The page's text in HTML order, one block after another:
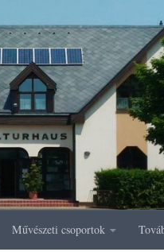
Művészeti csoportok